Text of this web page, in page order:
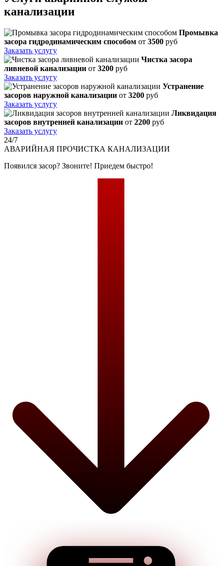
канализации
Промывка
засора гидродинамическим способом от 3500 руб
Заказать услугу
Чистка засора
ливневой канализации от 3200 руб
Заказать услугу
Устранение
засоров наружной канализации от 3200 руб
Заказать услугу
Ликвидация
засоров внутренней канализации от 2200 руб
Заказать услугу
24/7
АВАРИЙНАЯ ПРОЧИСТКА КАНАЛИЗАЦИИ
Появился засор? Звоните! Приедем быстро!